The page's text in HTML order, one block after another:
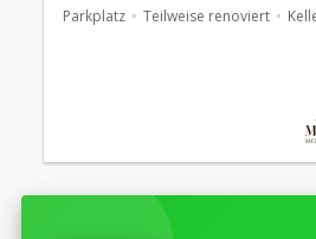
Parkplatz Teilweise renoviert